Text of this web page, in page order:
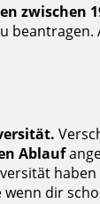
zwischen
beantragen.
Ablauf
haben
dir